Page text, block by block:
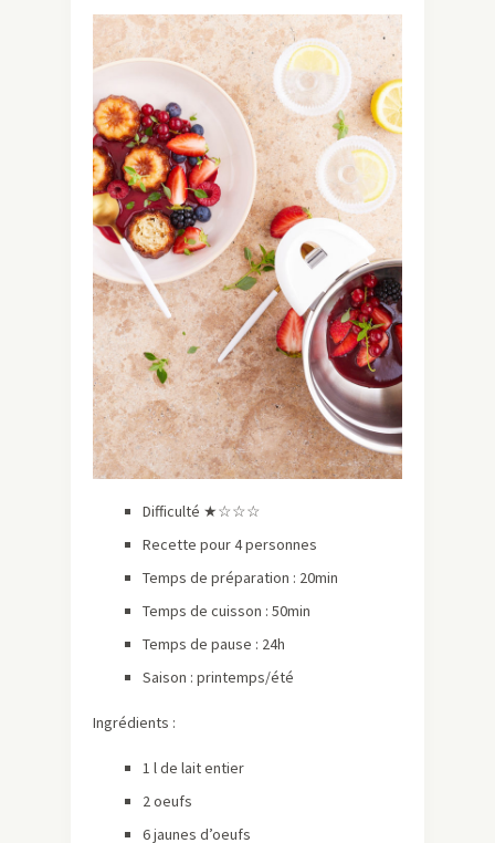
Difficulté ★☆☆☆
Recette pour 4 personnes
Temps de préparation : 20min
Temps de cuisson : 50min
Temps de pause : 24h
Saison : printemps/été
Ingrédients :
1 l de lait entier
2 oeufs
6 jaunes d’oeufs